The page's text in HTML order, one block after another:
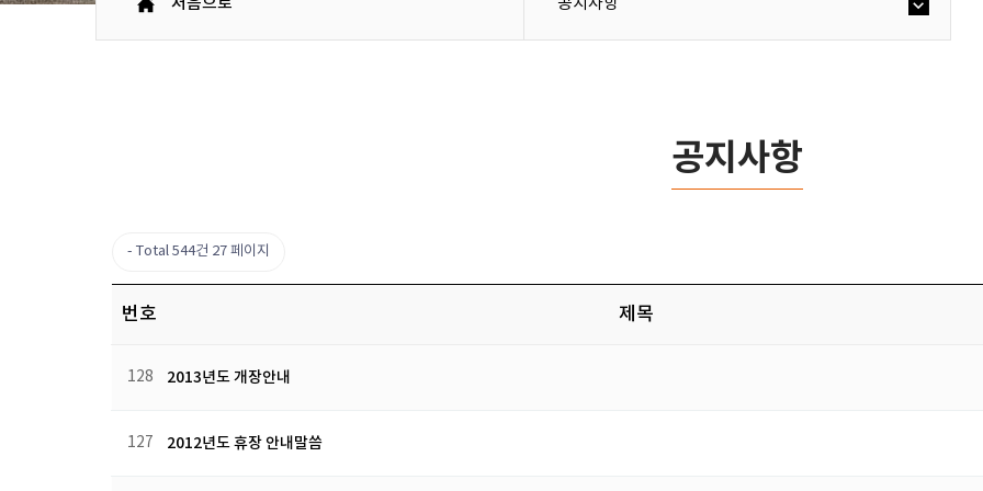
처음으로 공지사항
공지사항
Total 544건 27 페이지
번호 제목
128 2013년도 개장안내
127 2012년도 휴장 안내말씀